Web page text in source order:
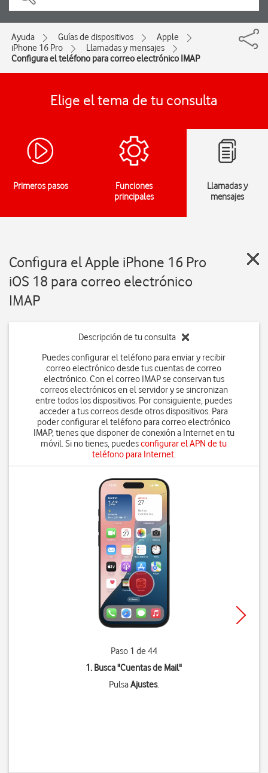
Ayuda Guías de dispositivos
Apple
iPhone 16 Pro
Llamadas y mensajes
Configura el teléfono para correo electrónico IMAP
Elige el tema de tu consulta
Primeros pasos
Funciones
principales
Llamadas y
mensajes
Configura el Apple iPhone 16 Pro
iOS 18 para correo electrónico
IMAP
Descripción de tu consulta
Puedes configurar el teléfono para enviar y recibir
correo electrónico desde tus cuentas de correo
electrónico. Con el correo IMAP se conservan tus
correos electrónicos en el servidor y se sincronizan
entre todos los dispositivos. Por consiguiente, puedes
acceder a tus correos desde otros dispositivos. Para
poder configurar el teléfono para correo electrónico
IMAP, tienes que disponer de conexión a Internet en tu
móvil. Si no tienes, puedesconfigurar el APN de tu
teléfono para Internet.
Paso 1 de 44
1. Busca "Cuentas de Mail"
PulsaAjustes.